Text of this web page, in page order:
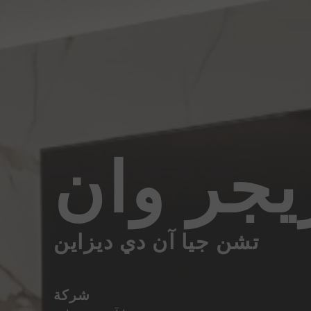
وان
تشن جيا آن دي ديزاين
شركة